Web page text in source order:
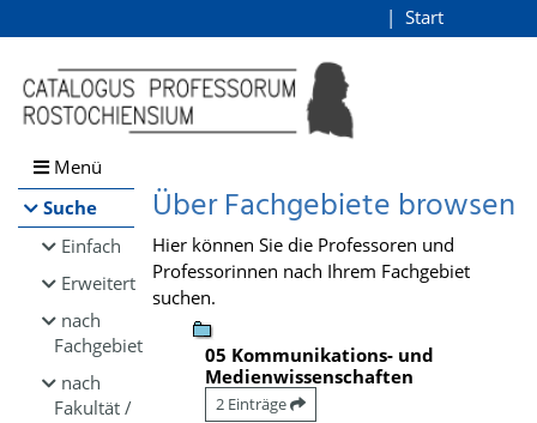
Browsen
direkt zum Inhalt
Start
Menü
Suche
Einfach
Erweitert
nach
Fachgebiet
nach
Fakultät /
Über Fachgebiete browsen
Hier können Sie die Professoren und
Professorinnen nach Ihrem Fachgebiet
suchen.
05 Kommunikations- und
Medienwissenschaften
2 Einträge